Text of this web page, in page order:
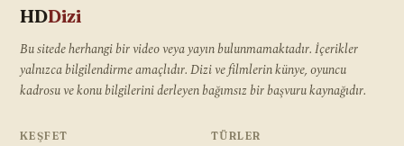
HDDizi
Bu sitede herhangi bir video veya yayın bulunmamaktadır. İçerikler
yalnızca bilgilendirme amaçlıdır. Dizi ve filmlerin künye, oyuncu
kadrosu ve konu bilgilerini derleyen bağımsız bir başvuru kaynağıdır.
KEŞFET TÜRLER